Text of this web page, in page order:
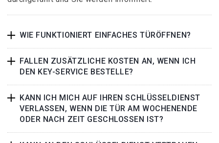
WIE FUNKTIONIERT EINFACHES TÜRÖFFNEN?
FALLEN ZUSÄTZLICHE KOSTEN AN, WENN ICH
DEN KEY-SERVICE BESTELLE?
KANN ICH MICH AUF IHREN SCHLÜSSELDIENST
VERLASSEN, WENN DIE TÜR AM WOCHENENDE
ODER NACH ZEIT GESCHLOSSEN IST?